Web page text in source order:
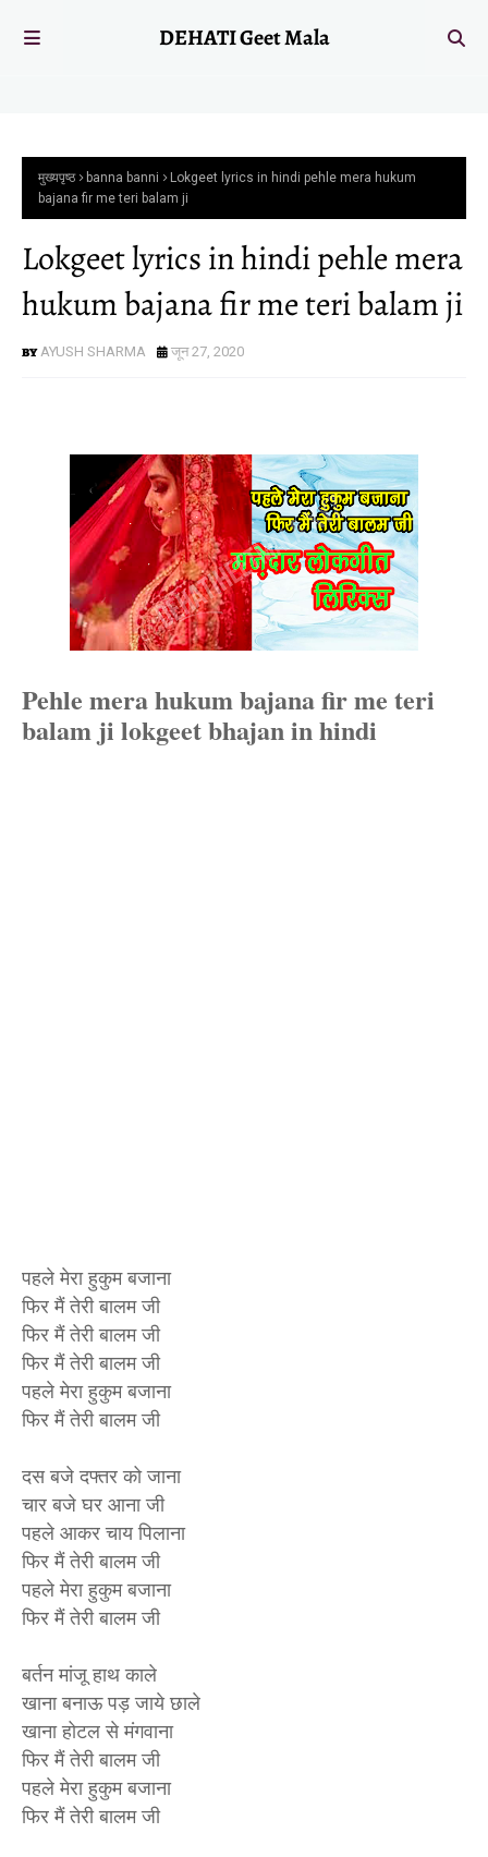
DEHATI Geet Mala
मुख्यपृष्ठ banna banni
Lokgeet lyrics in hindi pehle mera hukum
bajana fir me teri balam ji
Lokgeet lyrics in hindi pehle mera
hukum bajana fir me teri balam ji
AYUSH SHARMA जून 27, 2020
Pehle mera hukum bajana fir me teri
balam ji lokgeet bhajan in hindi
पहले मेरा हुकुम बजाना
फिर मैं तेरी बालम जी
फिर मैं तेरी बालम जी
फिर मैं तेरी बालम जी
पहले मेरा हुकुम बजाना
फिर मैं तेरी बालम जी
दस बजे दफ्तर को जाना
चार बजे घर आना जी
पहले आकर चाय पिलाना
फिर मैं तेरी बालम जी
पहले मेरा हुकुम बजाना
फिर मैं तेरी बालम जी
बर्तन मांजू हाथ काले
खाना बनाऊ पड़ जाये छाले
खाना होटल से मंगवाना
फिर मैं तेरी बालम जी
पहले मेरा हुकुम बजाना
फिर मैं तेरी बालम जी